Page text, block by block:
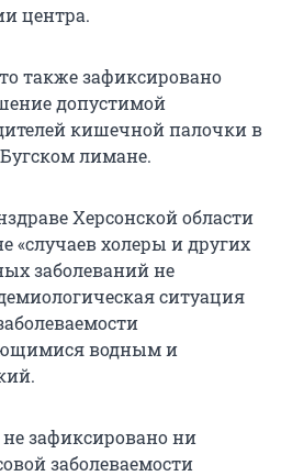
центра.
также зафиксировано
допустимой
кишечной палочки в
лимане.
Херсонской области
«случаев холеры и других
заболеваний не
ситуация
водным и
зафиксировано ни
заболеваемости